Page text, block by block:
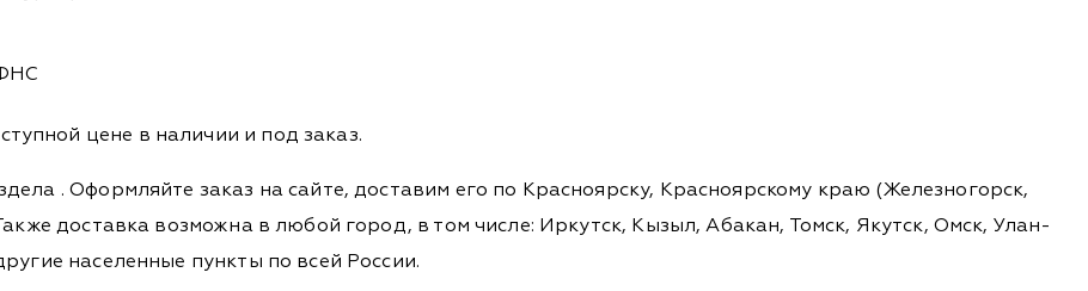
цене в наличии и под заказ.
. Оформляйте заказ на сайте, доставим его по Красноярску, Красноярскому краю (Железногорск,
доставка возможна в любой город, в том числе: Иркутск, Кызыл, Абакан, Томск, Якутск, Омск, Улан-
населенные пункты по всей России.